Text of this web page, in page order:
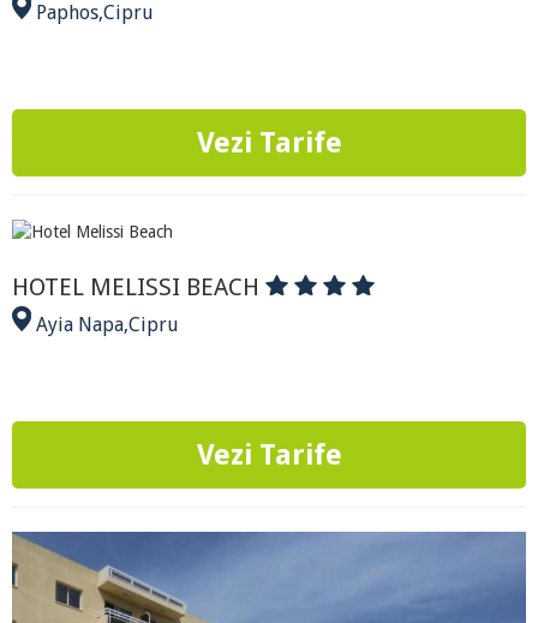
Paphos,Cipru
Vezi Tarife
HOTEL MELISSI BEACH
Ayia Napa,Cipru
Vezi Tarife